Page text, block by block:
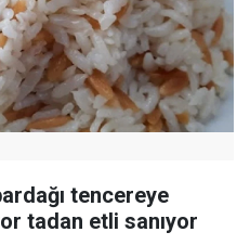
tencereye
tadan etli sanıyor